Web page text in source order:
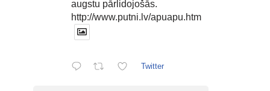
augstu pārlidojošās.
http://www.putni.lv/apuapu.htm
Twitter